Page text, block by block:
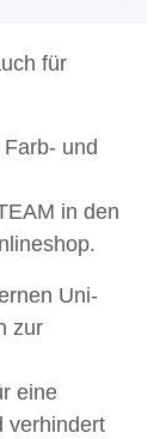
für
und
in den
Uni-
zur
eine
verhindert